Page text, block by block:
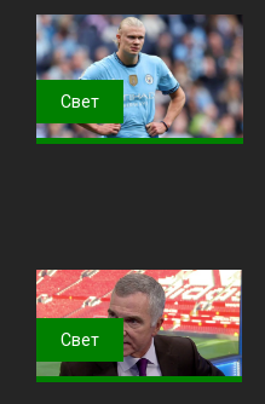
Свет
Свет